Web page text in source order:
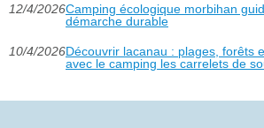
12/4/2026Camping écologique morbihan
démarche durable
10/4/2026Découvrir lacanau : plages, forêts
avec le camping les carrelets de